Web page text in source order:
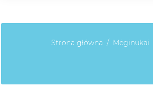
Strona główna Mėginukai